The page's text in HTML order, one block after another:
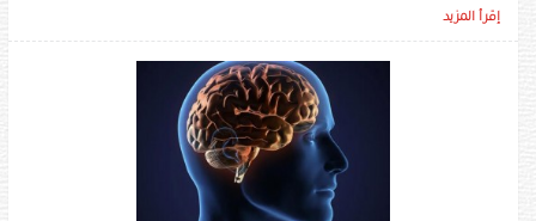
إقرأ المزيد